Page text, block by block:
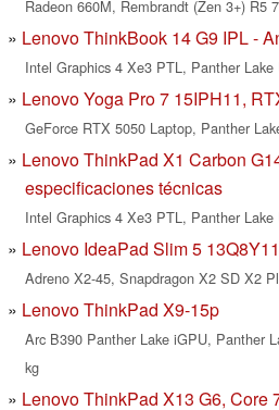
Radeon 660M, Rembrandt (Zen 3+) R5
Lenovo ThinkBook 14 G9 IPL -
Intel Graphics 4 Xe3 PTL, Panther
Lenovo Yoga Pro 7 15IPH11,
GeForce RTX 5050 Laptop, Panther
Lenovo ThinkPad X1 Carbon
especificaciones técnicas
Intel Graphics 4 Xe3 PTL, Panther
Lenovo IdeaPad Slim 5 13Q8Y11
Adreno X2-45, Snapdragon X2 SD X2
Lenovo ThinkPad X9-15p
Arc B390 Panther Lake iGPU, Panther
kg
Lenovo ThinkPad X13 G6, Core